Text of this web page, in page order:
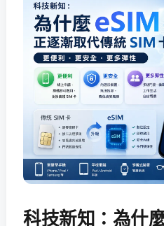
科技新知：為什